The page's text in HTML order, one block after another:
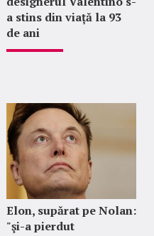
a stins din viață la 93
de ani
Elon, supărat pe Nolan:
"şi-a pierdut